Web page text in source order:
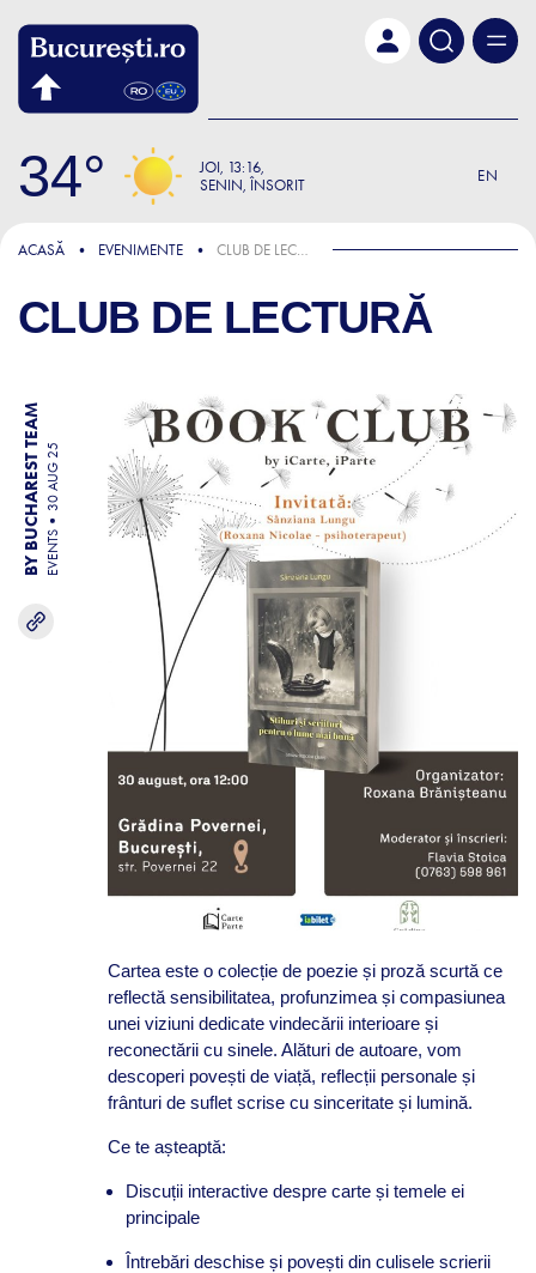
34 JOI 13:16
SENIN, ÎNSORIT
EN
ACASĂ EVENIMENTE CLUB DE LECTURĂ
CLUB DE LECTURĂ
BY BUCHAREST TEAM EVENTS
30 AUG 25
Cartea este o colecție de poezie și proză scurtă ce
reflectă sensibilitatea, profunzimea și compasiunea
unei viziuni dedicate vindecării interioare și
reconectării cu sinele. Alături de autoare, vom
descoperi povești de viață, reflecții personale și
frânturi de suflet scrise cu sinceritate și lumină.
Ce te așteaptă:
Discuții interactive despre carte și temele ei
principale
Întrebări deschise și povești din culisele scrierii